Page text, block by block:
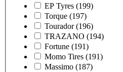
EP Tyres (199)
Torque (197)
Tourador (196)
TRAZANO (194)
Fortune (191)
Momo Tires (191)
Massimo (187)